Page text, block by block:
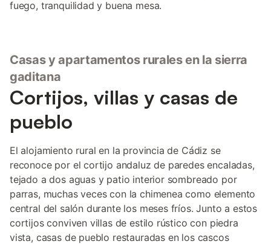
fuego, tranquilidad y buena mesa.
Casas y apartamentos rurales en la sierra
gaditana
Cortijos, villas y casas de
pueblo
El alojamiento rural en la provincia de Cádiz se
reconoce por el cortijo andaluz de paredes encaladas,
tejado a dos aguas y patio interior sombreado por
parras, muchas veces con la chimenea como elemento
central del salón durante los meses fríos. Junto a estos
cortijos conviven villas de estilo rústico con piedra
vista, casas de pueblo restauradas en los cascos